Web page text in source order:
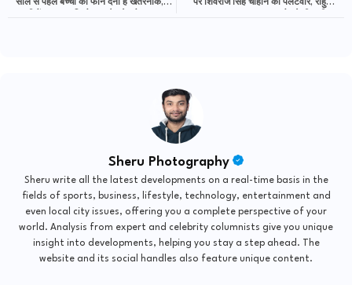
पर शिवराज सिंह चौहान का पलटवार, राहुल-
साल से पहले बच्चों को फोन देना है खतरनाक,
Sheru Photography
Sheru write all the latest developments on a real-time basis in the
fields of sports, business, lifestyle, technology, entertainment and
even local city issues, offering you a complete perspective of your
world. Analysis from expert and celebrity columnists give you unique
insight into developments, helping you stay a step ahead. The
website and its social handles also feature unique content.